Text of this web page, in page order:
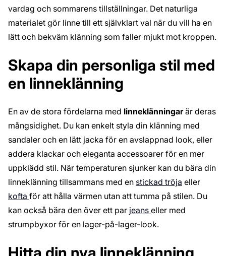
vardag och sommarens tillställningar. Det naturliga
materialet gör linne till ett självklart val när du vill ha en
lätt och bekväm klänning som faller mjukt mot kroppen.
Skapa din personliga stil med
en linneklänning
En av de stora fördelarna med linneklänningarär deras
mångsidighet. Du kan enkelt styla din klänning med
sandaler och en lätt jacka för en avslappnad look, eller
addera klackar och eleganta accessoarer för en mer
uppklädd stil. När temperaturen sjunker kan du bära din
linneklänning tillsammans med en stickad tröja eller
kofta för att hålla värmen utan att tumma på stilen. Du
kan också bära den över ett par jeans eller med
strumpbyxor för en lager-på-lager-look.